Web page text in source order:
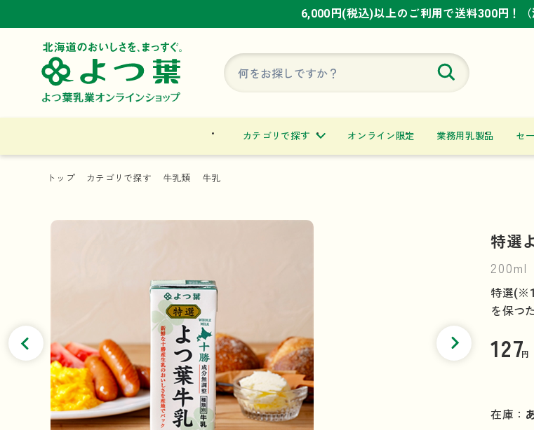
6,000円(税込)以上のご利用で送料300円！（
6,000円(税込)以上のご利用で送料300円！（
6,000円(税込)以上のご利用で送料300円！（
カテゴリで探す オンライン限定 業務用乳製品 セ
トップ カテゴリで探す 牛乳類 牛乳
特選
200ml
特選
を保つ
127円
在庫：